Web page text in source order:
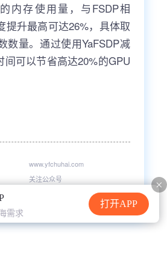
需求
打开APP
内存使用量，与FSDP相
提升最高可达26%，具体取
数量。通过使用YaFSDP减
间可以节省高达20%的GPU
www.yfchuhai.com
关注公众号
获取更多干货/资讯/文章